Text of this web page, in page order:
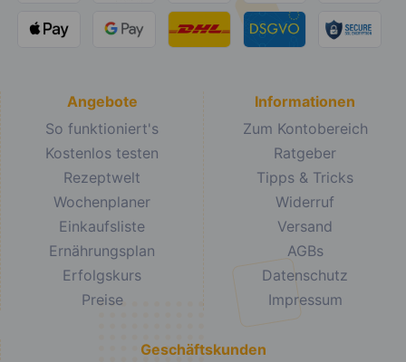
Angebote
So funktioniert's
Kostenlos testen
Rezeptwelt
Wochenplaner
Einkaufsliste
Ernährungsplan
Erfolgskurs
Preise
Informationen
Zum Kontobereich
Ratgeber
Tipps & Tricks
Widerruf
Versand
AGBs
Datenschutz
Impressum
Geschäftskunden